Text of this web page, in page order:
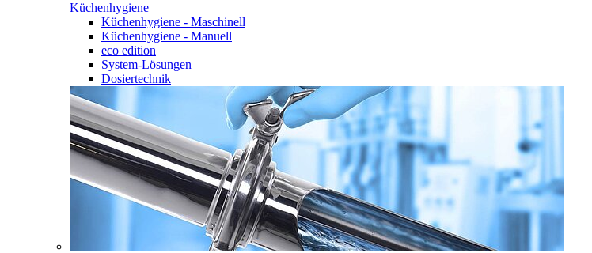
Küchenhygiene
Küchenhygiene - Maschinell
Küchenhygiene - Manuell
eco edition
System-Lösungen
Dosiertechnik